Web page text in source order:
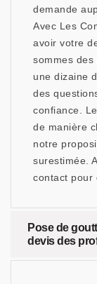
demande
Avec Les
avoir votre
sommes
une dizaine
des
confiance.
de manière
notre
surestimée.
contact pour
Pose de
devis des